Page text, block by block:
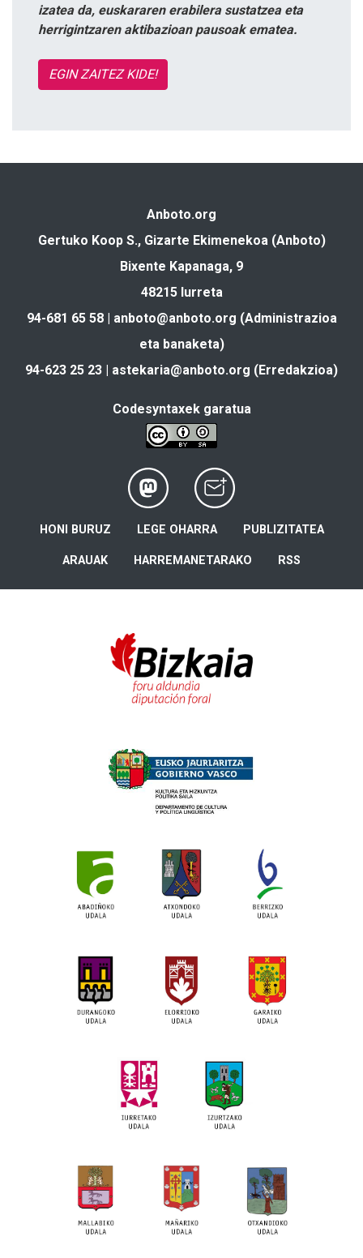
izatea da, euskararen erabilera sustatzea eta
herrigintzaren aktibazioan pausoak ematea.
EGIN ZAITEZ KIDE!
Anboto.org
Gertuko Koop S., Gizarte Ekimenekoa (Anboto)
Bixente Kapanaga, 9
48215 Iurreta
94-681 65 58 | anboto@anboto.org (Administrazioa
eta banaketa)
94-623 25 23 | astekaria@anboto.org (Erredakzioa)
Codesyntaxek garatua
HONI BURUZ LEGE OHARRA PUBLIZITATEA
ARAUAK HARREMANETARAKO RSS